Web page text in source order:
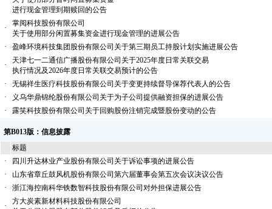
进行现金管理到期赎回的公告
·
掌阅科技股份有限公司
关于使用部分闲置募集资金进行现金管理的进展公告
·
盈峰环境科技集团股份有限公司关于第三期员工持股计划实施进展公告
·
天津七一二通信广播股份有限公司关于2025年度日常关联交易
执行情况及2026年度日常关联交易预计的公告
·
无锡祥生医疗科技股份有限公司关于变更持续督导保荐代表人的公告
·
义乌华鼎锦纶股份有限公司关于为子公司提供融资担保的进展公告
·
露笑科技股份有限公司关于回购股份注销完成暨股份变动的公告
第B013版：信息披露
标题
·
四川升达林业产业股份有限公司关于诉讼事项的进展公告
·
山东省章丘鼓风机股份有限公司第六届董事会第五次会议决议公告
·
浙江海控南科华铁数智科技股份有限公司对外担保进展公告
·
方大炭素新材料科技股份有限公司